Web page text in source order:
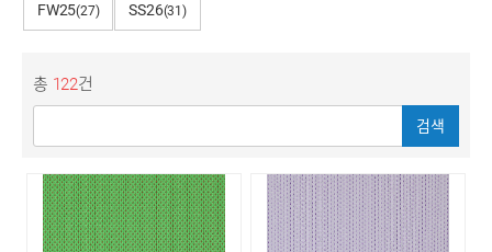
FW25(27) SS26(31)
총 122건
검색